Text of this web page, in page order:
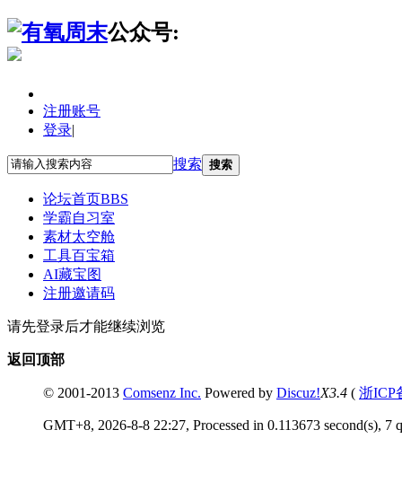
公众号:
注册账号
登录|
搜索 搜索
论坛首页BBS
学霸自习室
素材太空舱
工具百宝箱
AI藏宝图
注册邀请码
请先登录后才能继续浏览
返回顶部
© 2001-2013 Comsenz Inc. Powered by Discuz!X3.4 ( 浙ICP
GMT+8, 2026-8-8 22:27, Processed in 0.113673 second(s), 7